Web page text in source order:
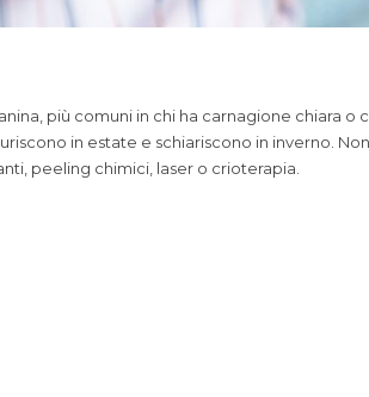
più comuni in chi ha carnagione chiara o
in estate e schiariscono in inverno.
peeling chimici, laser o crioterapia.